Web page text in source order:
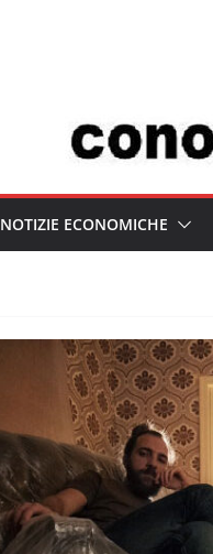
NOTIZIE ECONOMICHE